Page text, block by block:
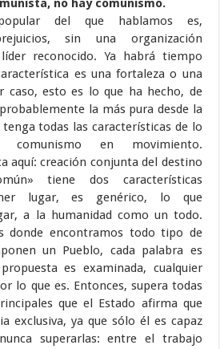
no hay comunismo.
del que hablamos es,
sin una organización
reconocido. Ya habrá tiempo
es una fortaleza o una
caso, esto es lo que ha hecho, de
la más pura desde la
tenga todas las características de lo
en movimiento.
aquí: creación conjunta del destino
tiene dos características
lugar, es genérico, lo que
a la humanidad como un todo.
donde encontramos todo tipo de
un Pueblo, cada palabra es
es examinada, cualquier
lo que es. Entonces, supera todas
que el Estado afirma que
exclusiva, ya que sólo él es capaz
superarlas: entre el trabajo